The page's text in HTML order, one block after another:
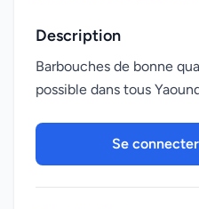
Description
Barbouches de bonne
possible dans tous
Se